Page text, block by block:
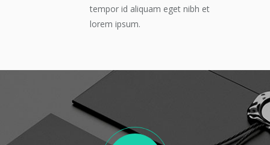
tempor id aliquam eget nibh et
lorem ipsum.